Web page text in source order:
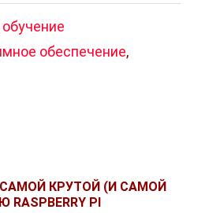
работают следующим
нажимается, верхняя
мембрану, создавая
между двумя слоями.
клавиатуры,
информацию о
компьютер.
обучение
обеспечение,
КРУТОЙ (И САМОЙ
PI